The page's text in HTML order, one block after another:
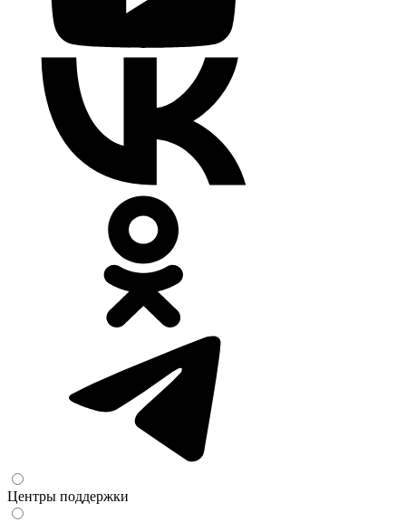
Центры поддержки